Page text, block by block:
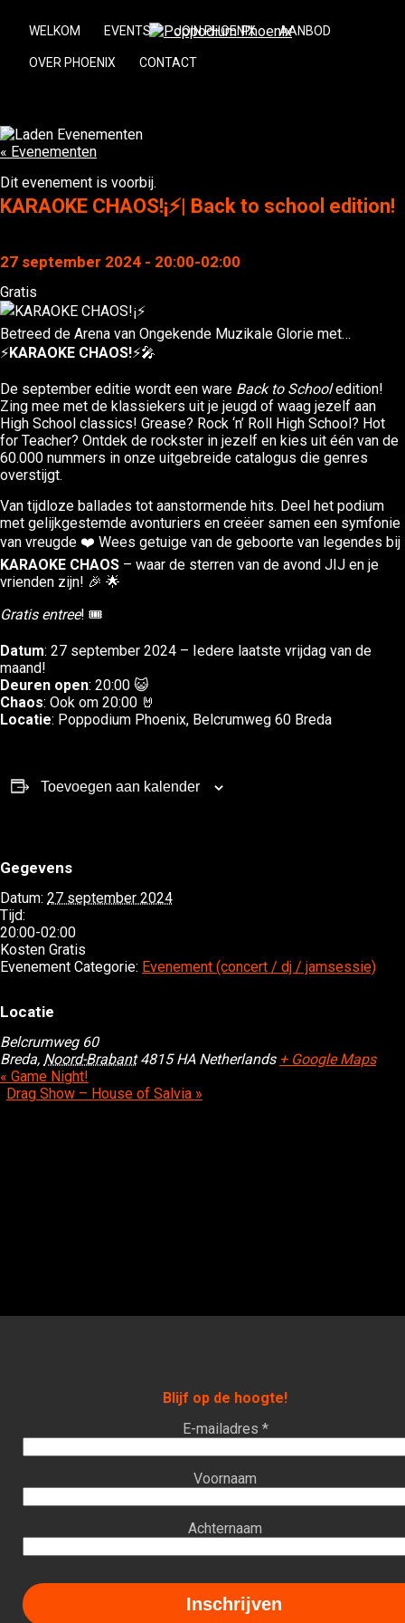
WELKOM EVENTS JOIN PHOENIX AANBOD
OVER PHOENIX CONTACT
« Evenementen
Dit evenement is voorbij.
KARAOKE CHAOS!¡⚡| Back to school edition!
27 september 2024 - 20:00-02:00
Gratis
Betreed de Arena van Ongekende Muzikale Glorie met…
⚡KARAOKE CHAOS!⚡🎤
De september editie wordt een ware Back to Schooledition!
Zing mee met de klassiekers uit je jeugd of waag jezelf aan
High School classics! Grease? Rock ‘n’ Roll High School? Hot
for Teacher? Ontdek de rockster in jezelf en kies uit één van de
60.000 nummers in onze uitgebreide catalogus die genres
overstijgt.
Van tijdloze ballades tot aanstormende hits. Deel het podium
met gelijkgestemde avonturiers en creëer samen een symfonie
van vreugde ❤️ Wees getuige van de geboorte van legendes bij
KARAOKE CHAOS – waar de sterren van de avond JIJ en je
vrienden zijn! 🎉 🌟
Gratis entree! 🎟️
Datum: 27 september 2024 – Iedere laatste vrijdag van de
maand!
Deuren open: 20:00 😺
Chaos: Ook om 20:00 🤘
Locatie: Poppodium Phoenix, Belcrumweg 60 Breda
Toevoegen aan kalender
Gegevens
Datum: 27 september 2024
Tijd:
20:00-02:00
Kosten Gratis
Evenement Categorie: Evenement (concert / dj / jamsessie)
Locatie
Belcrumweg 60
Breda, Noord-Brabant 4815 HA Netherlands + Google Maps
« Game Night!
Drag Show – House of Salvia »
Blijf op de hoogte!
E-mailadres *
Voornaam
Achternaam